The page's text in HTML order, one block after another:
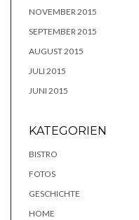
NOVEMBER 2015
SEPTEMBER 2015
AUGUST 2015
JULI 2015
JUNI 2015
KATEGORIEN
BISTRO
FOTOS
GESCHICHTE
HOME